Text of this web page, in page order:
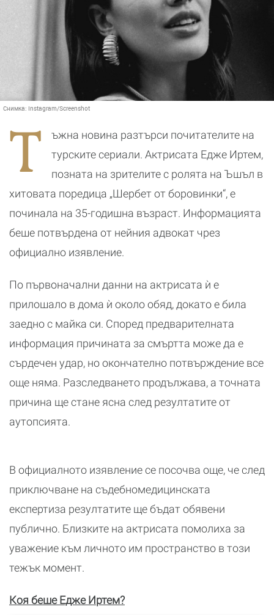
Снимка: Instagram/Screenshot
Т
ъжна новина разтърси почитателите на
турските сериали. Актрисата Едже Иртем,
позната на зрителите с ролята на Ъшъл в
хитовата поредица „Шербет от боровинки“, е
починала на 35-годишна възраст. Информацията
беше потвърдена от нейния адвокат чрез
официално изявление.
По първоначални данни на актрисата ѝ е
прилошало в дома ѝ около обяд, докато е била
заедно с майка си. Според предварителната
информация причината за смъртта може да е
сърдечен удар, но окончателно потвърждение все
още няма. Разследването продължава, а точната
причина ще стане ясна след резултатите от
аутопсията.
В официалното изявление се посочва още, че след
приключване на съдебномедицинската
експертиза резултатите ще бъдат обявени
публично. Близките на актрисата помолиха за
уважение към личното им пространство в този
тежък момент.
Коя беше Едже Иртем?